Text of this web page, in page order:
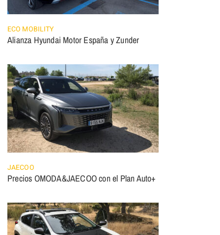
ECO MOBILITY
Alianza Hyundai Motor España y Zunder
JAECOO
Precios OMODA&JAECOO con el Plan Auto+